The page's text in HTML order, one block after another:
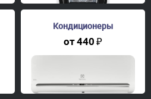
Кондиционеры
от440₽